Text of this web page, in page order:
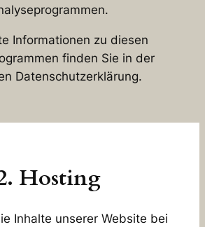
Informationen zu diesen
finden Sie in der
Datenschutzerklärung.
Hosting
Inhalte unserer Website bei